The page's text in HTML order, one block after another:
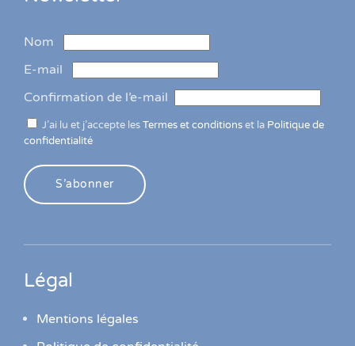
Nom
E-mail
Confirmation de l’e-mail
J’ai lu et j’accepte lesTermes et conditionset la Politique de
confidentialité
S’abonner
Légal
Mentions légales